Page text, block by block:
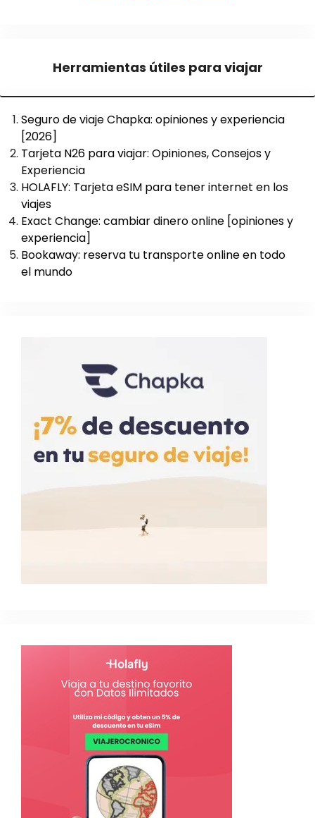
Herramientas útiles para viajar
Seguro de viaje Chapka: opiniones y experiencia
[2026]
Tarjeta N26 para viajar: Opiniones, Consejos y
Experiencia
HOLAFLY: Tarjeta eSIM para tener internet en los
viajes
Exact Change: cambiar dinero online [opiniones y
experiencia]
Bookaway: reserva tu transporte online en todo
el mundo